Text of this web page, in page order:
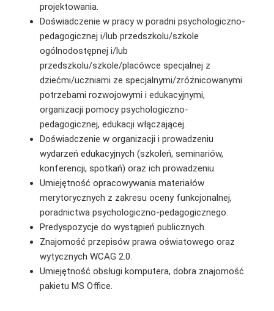
projektowania.
Doświadczenie w pracy w poradni psychologiczno-
pedagogicznej i/lub przedszkolu/szkole
ogólnodostępnej i/lub
przedszkolu/szkole/placówce specjalnej z
dziećmi/uczniami ze specjalnymi/zróżnicowanymi
potrzebami rozwojowymi i edukacyjnymi,
organizacji pomocy psychologiczno-
pedagogicznej, edukacji włączającej.
Doświadczenie w organizacji i prowadzeniu
wydarzeń edukacyjnych (szkoleń, seminariów,
konferencji, spotkań) oraz ich prowadzeniu.
Umiejętność opracowywania materiałów
merytorycznych z zakresu oceny funkcjonalnej,
poradnictwa psychologiczno-pedagogicznego.
Predyspozycje do wystąpień publicznych.
Znajomość przepisów prawa oświatowego oraz
wytycznych WCAG 2.0.
Umiejętność obsługi komputera, dobra znajomość
pakietu MS Office.